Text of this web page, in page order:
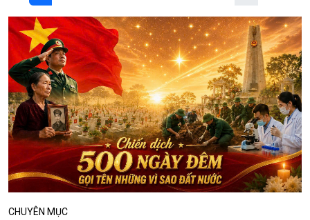
Dòng chảy sự kiện
Đối thoại
Diễn đàn chủ nhật
Chuyện đêm
CHUYÊN MỤC